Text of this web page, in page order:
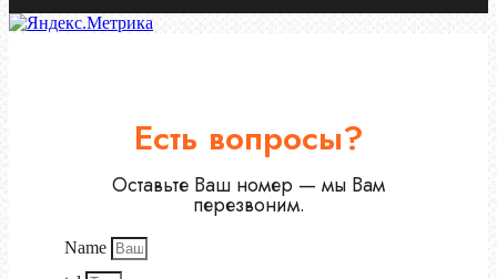
Есть вопросы?
Оставьте Ваш номер — мы Вам
перезвоним.
Name